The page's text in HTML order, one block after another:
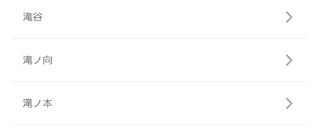
滝谷
滝ノ向
滝ノ本